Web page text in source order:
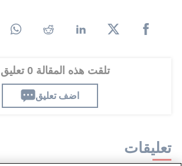
تلقت هذه المقالة 0 تعليق
اضف تعليق
تعليقات